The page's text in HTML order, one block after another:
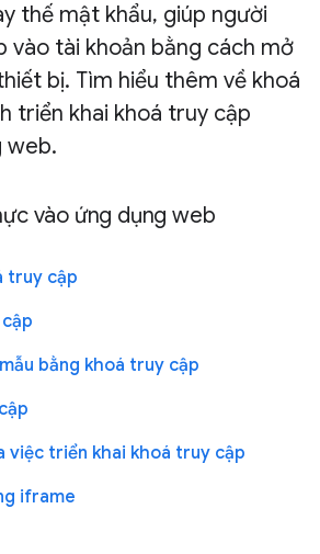
thế mật khẩu, giúp người
vào tài khoản bằng cách mở
bị. Tìm hiểu thêm về khoá
triển khai khoá truy cập
web.
vào ứng dụng web
truy cập
bằng khoá truy cập
việc triển khai khoá truy cập
iframe